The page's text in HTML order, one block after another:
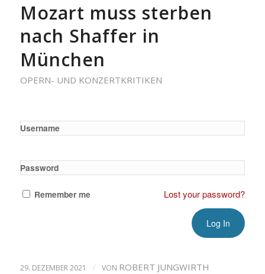
Mozart muss sterben
nach Shaffer in
München
OPERN- UND KONZERTKRITIKEN
Username
Password
Remember me Lost your password?
29. DEZEMBER 2021 / VON ROBERT JUNGWIRTH